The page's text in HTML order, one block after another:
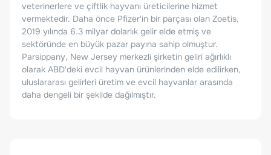
veterinerlere ve çiftlik hayvanı üreticilerine hizmet
vermektedir. Daha önce Pfizer'in bir parçası olan Zoetis,
2019 yılında 6.3 milyar dolarlık gelir elde etmiş ve
sektöründe en büyük pazar payına sahip olmuştur.
Parsippany, New Jersey merkezli şirketin geliri ağırlıklı
olarak ABD'deki evcil hayvan ürünlerinden elde edilirken,
uluslararası gelirleri üretim ve evcil hayvanlar arasında
daha dengeli bir şekilde dağılmıştır.